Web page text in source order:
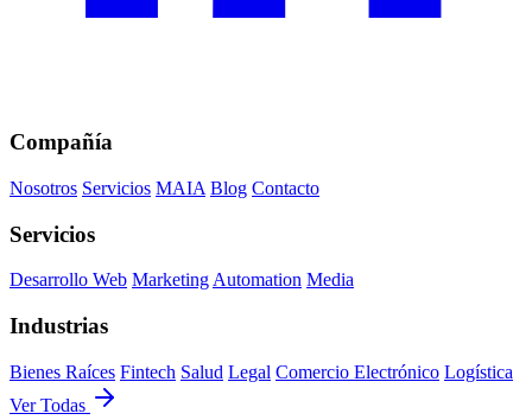
Compañía
Nosotros Servicios MAIA Blog Contacto
Servicios
Desarrollo Web MarketingAutomation Media
Industrias
Bienes Raíces Fintech Salud Legal Comercio Electrónico Logística
Ver Todas